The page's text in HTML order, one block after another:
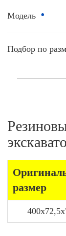
Модель •
Подбор по
размер